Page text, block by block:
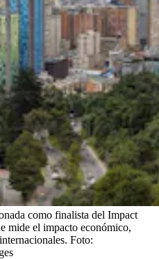
como finalista del Impact
mide el impacto económico,
Foto: